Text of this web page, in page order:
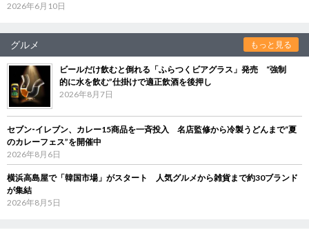
2026年6月10日
グルメ もっと見る
ビールだけ飲むと倒れる「ふらつくビアグラス」発売 “強制
的に水を飲む”仕掛けで適正飲酒を後押し
2026年8月7日
セブン‐イレブン、カレー15商品を一斉投入 名店監修から冷製うどんまで“夏
のカレーフェス”を開催中
2026年8月6日
横浜高島屋で「韓国市場」がスタート 人気グルメから雑貨まで約30ブランド
が集結
2026年8月5日